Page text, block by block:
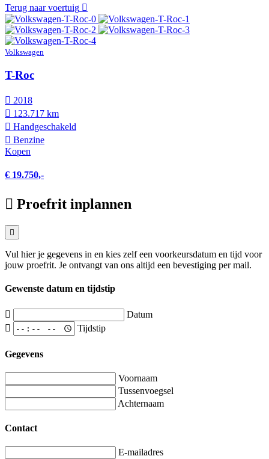
Terug naar voertuig
Volkswagen
T-Roc
2018
123.717 km
Hand­geschakeld
Benzine
Kopen
€ 19.750,-
Proefrit inplannen
Vul hier je gegevens in en kies zelf een voorkeursdatum en tijd voor
jouw proefrit. Je ontvangt van ons altijd een bevestiging per mail.
Gewenste datum en tijdstip
Datum
Tijdstip
Gegevens
Voornaam
Tussenvoegsel
Achternaam
Contact
E-mailadres